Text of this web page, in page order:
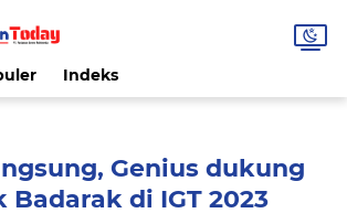
Indeks
Genius dukung
Badarak di IGT 2023